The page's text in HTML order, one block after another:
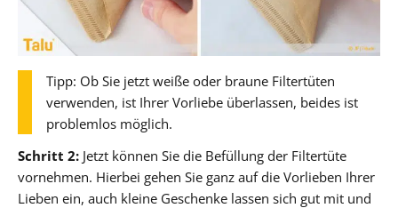
Tipp: Ob Sie jetzt weiße oder braune Filtertüten
verwenden, ist Ihrer Vorliebe überlassen, beides ist
problemlos möglich.
Schritt 2: Jetzt können Sie die Befüllung der Filtertüte
vornehmen. Hierbei gehen Sie ganz auf die Vorlieben Ihrer
Lieben ein, auch kleine Geschenke lassen sich gut mit und